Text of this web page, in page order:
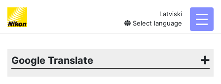
Latviski
Select language
Google Translate